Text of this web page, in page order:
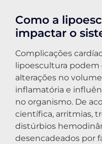
Como a
impactar o
Complicações
lipoescultura podem
alterações no
inflamatória e
no organismo. De
científica, arritmias,
distúrbios
desencadeados por